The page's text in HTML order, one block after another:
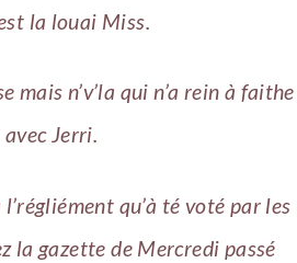
la louai Miss.
mais n’v’la qui n’a rein à faithe
avec Jerri.
qu’à té voté par les
la gazette de Mercredi passé